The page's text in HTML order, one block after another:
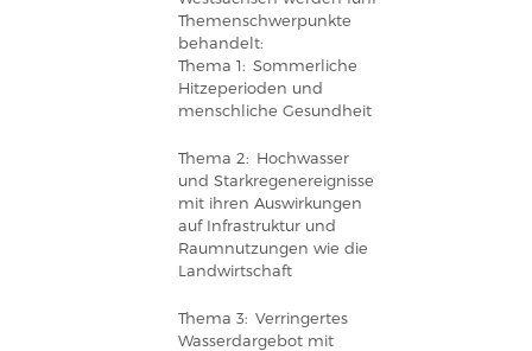
Themenschwerpunkte
behandelt:
Thema 1: Sommerliche
Hitzeperioden und
menschliche Gesundheit
Thema 2: Hochwasser
und Starkregenereignisse
mit ihren Auswirkungen
auf Infrastruktur und
Raumnutzungen wie die
Landwirtschaft
Thema 3: Verringertes
Wasserdargebot mit